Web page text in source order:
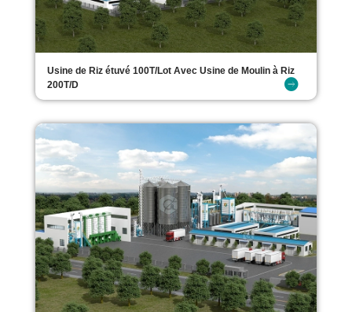
Usine de Riz étuvé 100T/Lot Avec Usine de Moulin à Riz
200T/D